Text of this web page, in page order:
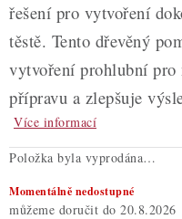
řešení pro vytvoření
těstě. Tento dřevěný
vytvoření prohlubní
přípravu a zlepšuje
Více informací
Položka byla vyprodána…
Momentálně nedostupné
20.8.2026